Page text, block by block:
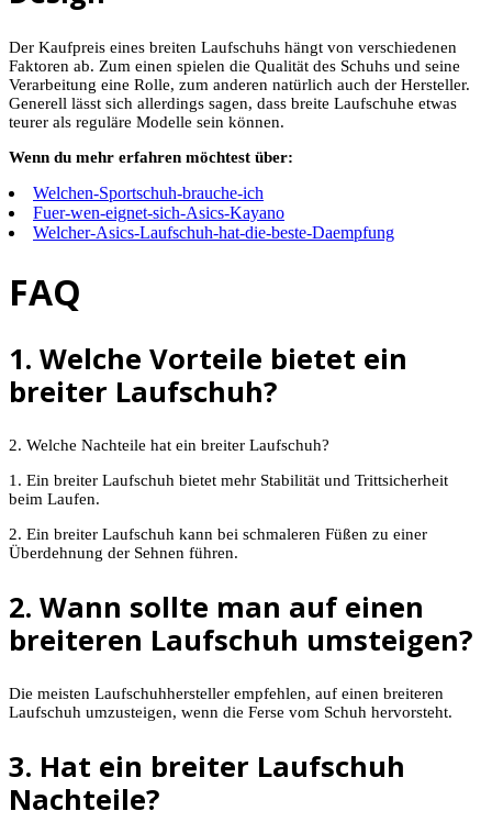
Der Kaufpreis eines breiten Laufschuhs hängt von verschiedenen
Faktoren ab. Zum einen spielen die Qualität des Schuhs und seine
Verarbeitung eine Rolle, zum anderen natürlich auch der Hersteller.
Generell lässt sich allerdings sagen, dass breite Laufschuhe etwas
teurer als reguläre Modelle sein können.
Wenn du mehr erfahren möchtest über:
Welchen-Sportschuh-brauche-ich
Fuer-wen-eignet-sich-Asics-Kayano
Welcher-Asics-Laufschuh-hat-die-beste-Daempfung
FAQ
1. Welche Vorteile bietet ein
breiter Laufschuh?
2. Welche Nachteile hat ein breiter Laufschuh?
1. Ein breiter Laufschuh bietet mehr Stabilität und Trittsicherheit
beim Laufen.
2. Ein breiter Laufschuh kann bei schmaleren Füßen zu einer
Überdehnung der Sehnen führen.
2. Wann sollte man auf einen
breiteren Laufschuh umsteigen?
Die meisten Laufschuhhersteller empfehlen, auf einen breiteren
Laufschuh umzusteigen, wenn die Ferse vom Schuh hervorsteht.
3. Hat ein breiter Laufschuh
Nachteile?